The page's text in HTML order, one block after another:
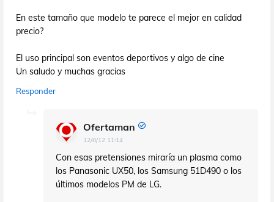
En este tamaño que modelo te parece el mejor en calidad
precio?
El uso principal son eventos deportivos y algo de cine
Un saludo y muchas gracias
Responder
Ofertaman
12/8/12 11:14
Con esas pretensiones miraría un plasma como
los Panasonic UX50, los Samsung 51D490 o los
últimos modelos PM de LG.